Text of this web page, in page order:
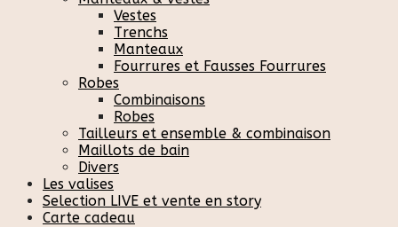
Vestes
Trenchs
Manteaux
Fourrures et Fausses Fourrures
Robes
Combinaisons
Robes
Tailleurs et ensemble & combinaison
Maillots de bain
Divers
Les valises
Selection LIVE et vente en story
Carte cadeau